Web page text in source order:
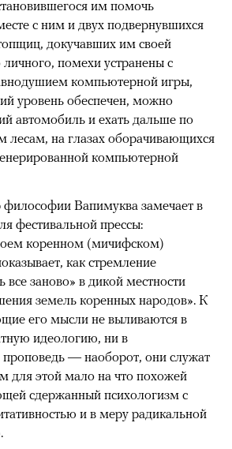
им помочь
с ним и двух подвернувшихся
докучавших им своей
помехи устранены с
компьютерной игры,
уровень обеспечен, можно
автомобиль и ехать дальше по
лесам, на глазах оборачивающихся
компьютерной
философии Вапимуква замечает в
фестивальной прессы:
коренном (мичифском)
как стремление
все заново» в дикой местности
земель коренных народов». К
его мысли не выливаются в
идеологию, ни в
проповедь — наоборот, они служат
этой мало на что похожей
сдержанный психологизм с
и в меру радикальной